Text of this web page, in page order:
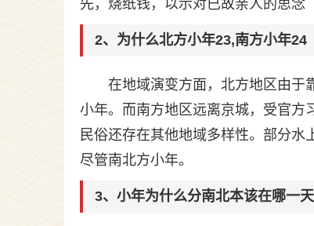
先，烧纸钱，以示对已故亲人的思念
2、为什么北方小年23,南方小年24
在地域演变方面，北方地区由于
小年。而南方地区远离京城，受官方
民俗还存在其他地域多样性。部分水
尽管南北方小年。
3、小年为什么分南北本该在哪一天